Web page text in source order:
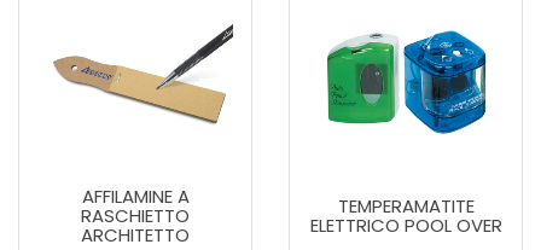
AFFILAMINE A
RASCHIETTO
ARCHITETTO
TEMPERAMATITE
ELETTRICO POOL OVER